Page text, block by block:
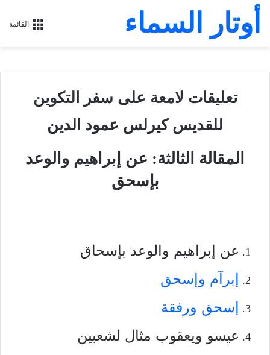
القائمة أوتار السماء
تعليقات لامعة على سفر التكوين
للقديس كيرلس عمود الدين
المقالة الثالثة: عن إبراهيم والوعد
بإسحق
عن إبراهيم والوعد بإسحاق
إبرآم وإسحق
إسحق ورفقة
عيسو ويعقوب مثال لشعبين